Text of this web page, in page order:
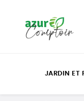
JARDIN ET